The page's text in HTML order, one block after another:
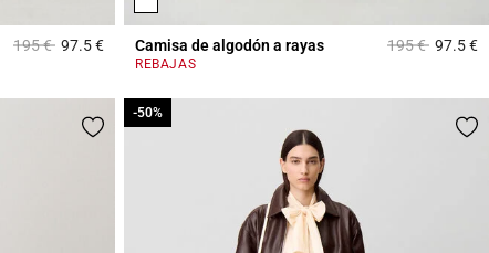
Price reduced from
195 €to97.5 €4,4 out of 5 Customer Rating
Camisa de algodón a rayas Price reduced
195 €to97.5 €
REBAJAS
-50%
-50%